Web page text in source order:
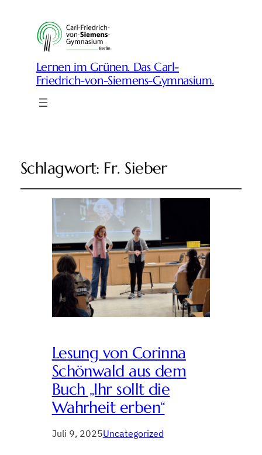
Lernen im Grünen. Das Carl-
Friedrich-von-Siemens-Gymnasium.
Schlagwort: Fr. Sieber
Lesung von Corinna
Schönwald aus dem
Buch „Ihr sollt die
Wahrheit erben“
Juli 9, 2025Uncategorized